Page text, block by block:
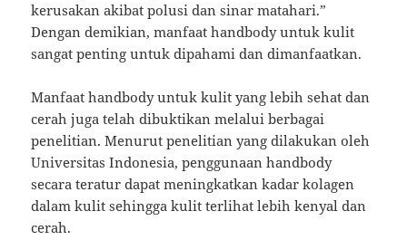
kerusakan akibat polusi dan sinar matahari.”
Dengan demikian, manfaat handbody untuk kulit
sangat penting untuk dipahami dan dimanfaatkan.
Manfaat handbody untuk kulit yang lebih sehat dan
cerah juga telah dibuktikan melalui berbagai
penelitian. Menurut penelitian yang dilakukan oleh
Universitas Indonesia, penggunaan handbody
secara teratur dapat meningkatkan kadar kolagen
dalam kulit sehingga kulit terlihat lebih kenyal dan
cerah.